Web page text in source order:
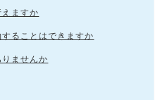
ますか
ることはできますか
ませんか